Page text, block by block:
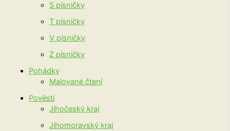
S písničky
T písničky
V písničky
Z písničky
Pohádky
Malované čtení
Pověsti
Jihočeský kraj
Jihomoravský kraj